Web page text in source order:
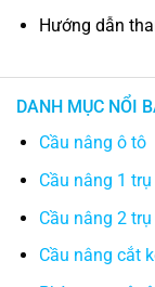
Hướng dẫn
DANH MỤC NỔI
Cầu nâng ô tô
Cầu nâng 1 trụ
Cầu nâng 2 trụ
Cầu nâng cắt